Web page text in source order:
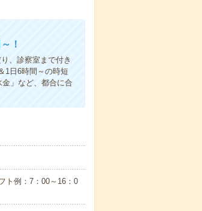
！
、診察室まで付き
1日6時間～の時短
」など、都合に合
ト例：7：00～16：0